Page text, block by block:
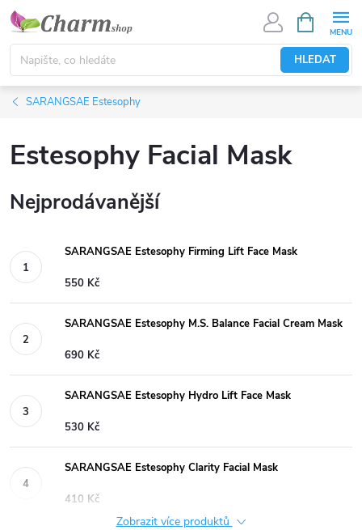
Přejít
obsah
HLEDAT
NÁKUPNÍ
KOŠÍK
SARANGSAE Estesophy
Estesophy Facial Mask
Nejprodávanější
SARANGSAE Estesophy Firming Lift Face Mask
550 Kč
SARANGSAE Estesophy M.S. Balance Facial Cream Mask
690 Kč
SARANGSAE Estesophy Hydro Lift Face Mask
530 Kč
SARANGSAE Estesophy Clarity Facial Mask
410 Kč
Zobrazit více produktů